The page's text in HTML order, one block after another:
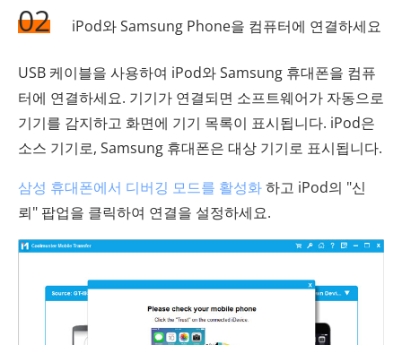
02 iPod와 Samsung Phone을 컴퓨터에 연결하세요
USB 케이블을 사용하여 iPod와 Samsung 휴대폰을 컴퓨
터에 연결하세요. 기기가 연결되면 소프트웨어가 자동으로
기기를 감지하고 화면에 기기 목록이 표시됩니다. iPod은
소스 기기로, Samsung 휴대폰은 대상 기기로 표시됩니다.
삼성 휴대폰에서 디버깅 모드를 활성화하고 iPod의 "신
뢰" 팝업을 클릭하여 연결을 설정하세요.